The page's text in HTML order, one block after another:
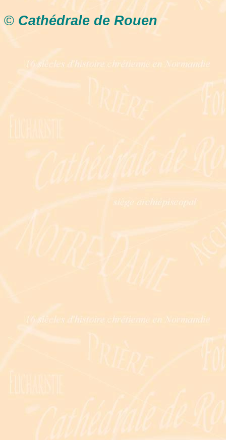
© Cathédrale de Rouen